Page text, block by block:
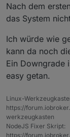
Nach dem
das System
Ich würde wie
kann da noch
Ein Downgrade
easy getan.
Linux-
https://
werkzeugkasten
NodeJS Fixer Skript:
https://